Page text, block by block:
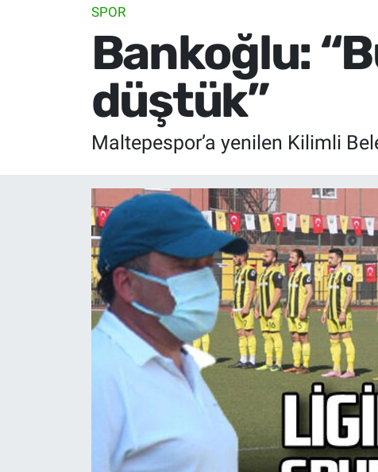
SPOR
Bankoğlu:
düştük”
Maltepespor’a yenilen Kilimli